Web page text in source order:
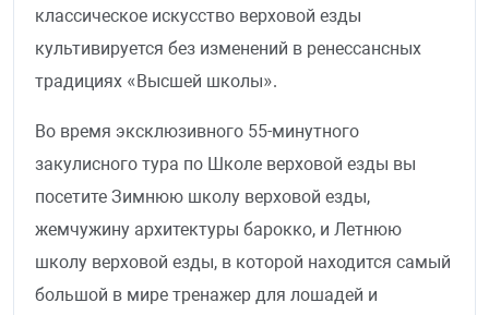
классическое искусство верховой езды
культивируется без изменений в ренессансных
традициях «Высшей школы».
Во время эксклюзивного 55-минутного
закулисного тура по Школе верховой езды вы
посетите Зимнюю школу верховой езды,
жемчужину архитектуры барокко, и Летнюю
школу верховой езды, в которой находится самый
большой в мире тренажер для лошадей и